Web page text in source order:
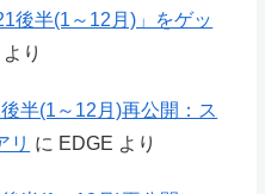
後半(1～12月)」をゲッ
より
半(1～12月)再公開：ス
リ に EDGE より